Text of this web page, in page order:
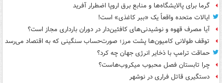
گرما برای پالایشگاه‌ها و منابع برق اروپا اضطرار آفرید
ایالات متحده واقعاً یک «ببر کاغذی» است!
آیا مصرف قهوه و نوشیدنی‌های کافئین‌دار در دوران بارداری مجاز است؟
توقف طولانی کامیون‌ها پشت مرز؛ صورت‌حساب سنگینی که به اقتصاد می‌رسد
حماقت ترامپ با ذخایر انرژی جهان چه کرد؟
چرا تابستان فصل محبوب میکروب‌هاست؟
دستگیری قاتل فراری در نوشهر